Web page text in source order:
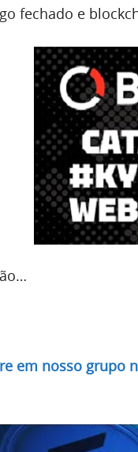
fechado e
em nosso grupo